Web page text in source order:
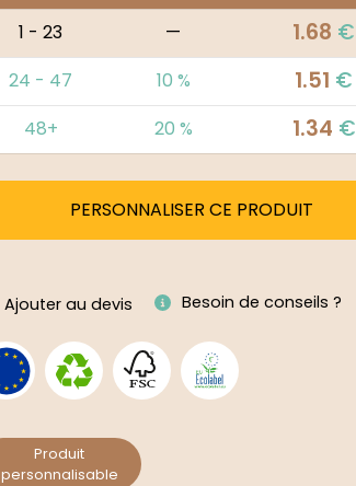
1 - 23
— 1.68 €
24 - 47 10 % 1.51 €
48+ 20 % 1.34 €
PERSONNALISER CE PRODUIT
Ajouter au devis Besoin de conseils ?
Produit
personnalisable